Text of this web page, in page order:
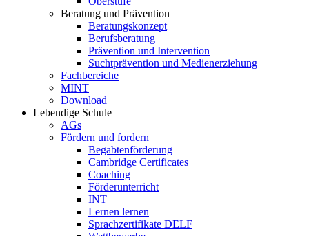
Beratung und Prävention
Beratungskonzept
Berufsberatung
Prävention und Intervention
Suchtprävention und Medienerziehung
Fachbereiche
MINT
Download
Lebendige Schule
AGs
Fördern und fordern
Begabtenförderung
Cambridge Certificates
Coaching
Förderunterricht
INT
Lernen lernen
Sprachzertifikate DELF